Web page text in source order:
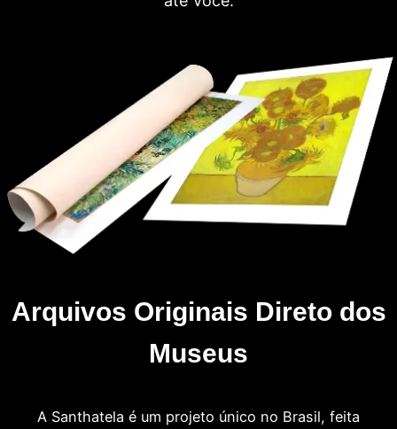
Arquivos Originais Direto dos
Museus
A Santhatela é um projeto único no Brasil, feita